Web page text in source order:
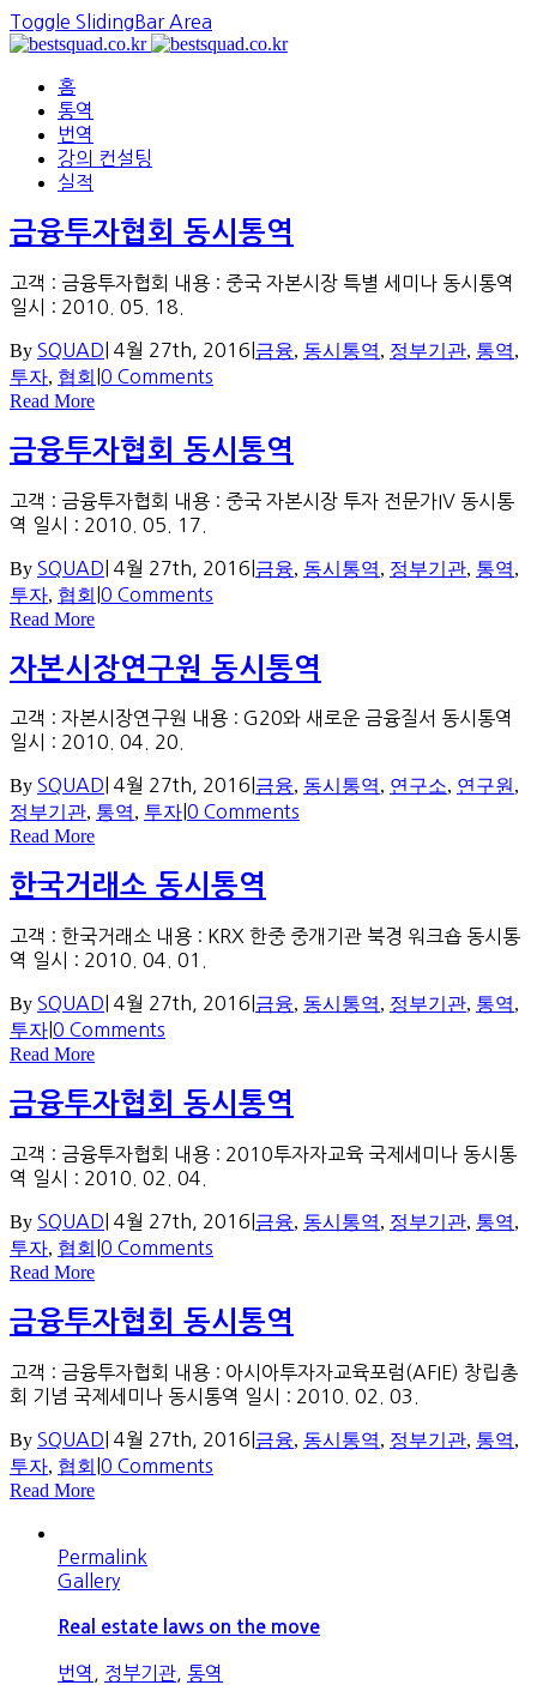
Toggle SlidingBar Area
홈
통역
번역
강의 컨설팅
실적
금융투자협회 동시통역
고객 : 금융투자협회 내용 : 중국 자본시장 특별 세미나 동시통역
일시 : 2010. 05. 18.
By SQUAD 4월 27th, 2016 금융, 동시통역, 정부기관, 통역,
투자, 협회 0 Comments
Read More
금융투자협회 동시통역
고객 : 금융투자협회 내용 : 중국 자본시장 투자 전문가IV 동시통
역 일시 : 2010. 05. 17.
By SQUAD 4월 27th, 2016 금융, 동시통역, 정부기관, 통역,
투자, 협회 0 Comments
Read More
자본시장연구원 동시통역
고객 : 자본시장연구원 내용 : G20와 새로운 금융질서 동시통역
일시 : 2010. 04. 20.
By SQUAD 4월 27th, 2016 금융, 동시통역, 연구소, 연구원,
정부기관, 통역, 투자 0 Comments
Read More
한국거래소 동시통역
고객 : 한국거래소 내용 : KRX 한중 중개기관 북경 워크숍 동시통
역 일시 : 2010. 04. 01.
By SQUAD 4월 27th, 2016 금융, 동시통역, 정부기관, 통역,
투자 0 Comments
Read More
금융투자협회 동시통역
고객 : 금융투자협회 내용 : 2010투자자교육 국제세미나 동시통
역 일시 : 2010. 02. 04.
By SQUAD 4월 27th, 2016 금융, 동시통역, 정부기관, 통역,
투자, 협회 0 Comments
Read More
금융투자협회 동시통역
고객 : 금융투자협회 내용 : 아시아투자자교육포럼(AFIE) 창립총
회 기념 국제세미나 동시통역 일시 : 2010. 02. 03.
By SQUAD 4월 27th, 2016 금융, 동시통역, 정부기관, 통역,
투자, 협회 0 Comments
Read More
Permalink
Gallery
Real estate laws on the move
번역 , 정부기관, 통역